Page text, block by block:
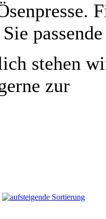
stehen
zur